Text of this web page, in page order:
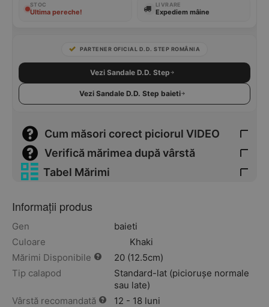
STOC
Ultima pereche!
LIVRARE
Expediem mâine
PARTENER OFICIAL D.D. STEP ROMÂNIA
Vezi Sandale D.D. Step
Vezi Sandale D.D. Step baieti
Cum măsori corect piciorul VIDEO
Verifică mărimea după vârstă
Tabel Mărimi
Informații produs
Gen
baieti
Culoare
Khaki
Mărimi Disponibile
20 (12.5cm)
Tip calapod
Standard-lat (piciorușe normale
sau late)
Vârstă recomandată
12 - 18 luni